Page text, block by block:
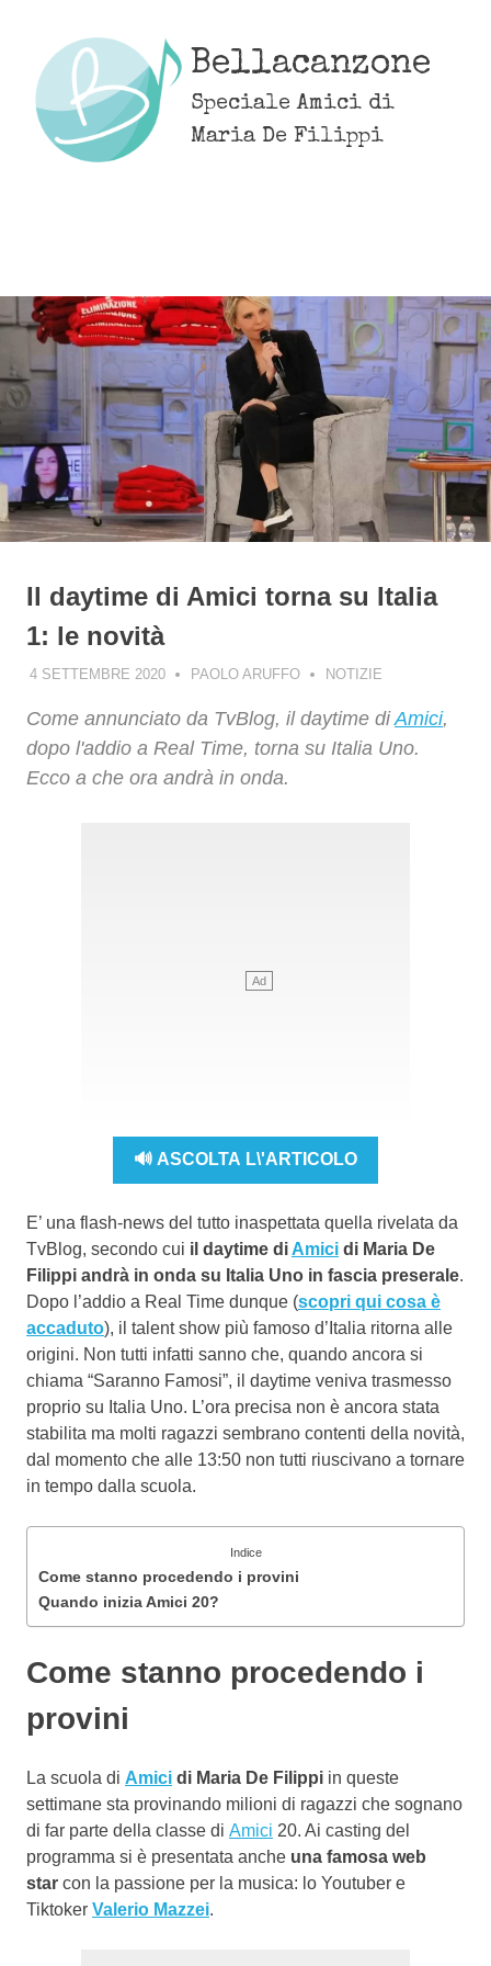
content
Bellacanzone
Speciale Amici di
Maria De Filippi
Il daytime di Amici torna su Italia
1: le novità
4 SETTEMBRE 2020 PAOLO ARUFFO NOTIZIE
Come annunciato da TvBlog, il daytime diAmici,
dopo l'addio a Real Time, torna su Italia Uno.
Ecco a che ora andrà in onda.
🔊 ASCOLTA L\'ARTICOLO
E’ una flash-news del tutto inaspettata quella rivelata da
TvBlog, secondo cui il daytime di Amici di Maria De
Filippi andrà in onda su Italia Uno in fascia preserale.
Dopo l’addio a Real Time dunque (scopri qui cosa è
accaduto), il talent show più famoso d’Italia ritorna alle
origini. Non tutti infatti sanno che, quando ancora si
chiama “Saranno Famosi”, il daytime veniva trasmesso
proprio su Italia Uno. L’ora precisa non è ancora stata
stabilita ma molti ragazzi sembrano contenti della novità,
dal momento che alle 13:50 non tutti riuscivano a tornare
in tempo dalla scuola.
Indice
Come stanno procedendo i provini
Quando inizia Amici 20?
Come stanno procedendo i
provini
La scuola di Amici di Maria De Filippi in queste
settimane sta provinando milioni di ragazzi che sognano
di far parte della classe di Amici 20. Ai casting del
programma si è presentata anche una famosa web
star con la passione per la musica: lo Youtuber e
Tiktoker Valerio Mazzei.